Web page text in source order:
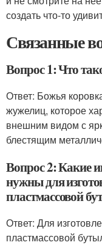
создать что-то
Связанные
Вопрос 1: Что
Ответ: Божья
жужелиц, которое
внешним видом с
блестящим
Вопрос 2: Какие
нужны для
пластмассовой
Ответ: Для
пластмассовой